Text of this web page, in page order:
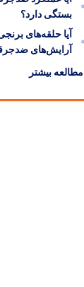
بستگی دارد؟
آرایش‌های
مطالعه بیشتر